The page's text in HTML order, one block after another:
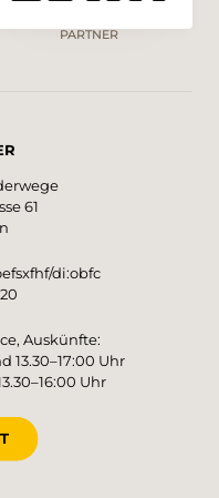
PARTNER
61
di:obfc
Auskünfte:
13.30–17:00 Uhr
Uhr